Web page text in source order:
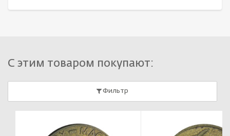
С этим товаром покупают:
Фильтр